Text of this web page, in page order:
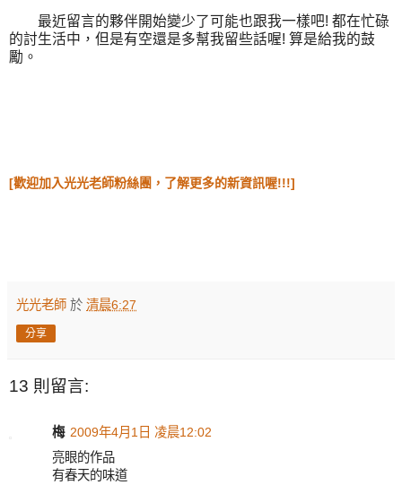
最近留言的夥伴開始變少了可能也跟我一樣吧! 都在忙碌
的討生活中， 但是有空還是多幫我留些話喔! 算是給我的鼓
勵。
[歡迎加入光光老師粉絲團，了解更多的新資訊喔!!!]
光光老師 於 清晨6:27
分享
13 則留言:
梅 2009年4月1日 凌晨12:02
亮眼的作品
有春天的味道